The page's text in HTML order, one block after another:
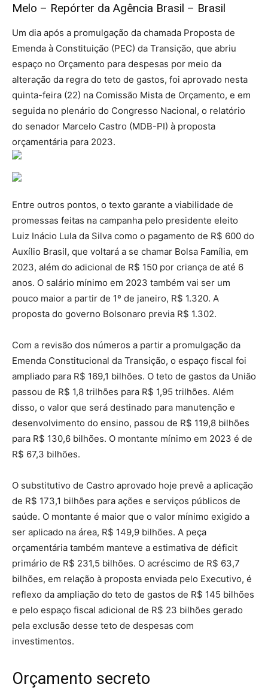
Melo – Repórter da Agência Brasil – Brasil
Um dia após a promulgação da chamada Proposta de
Emenda à Constituição (PEC) da Transição, que abriu
espaço no Orçamento para despesas por meio da
alteração da regra do teto de gastos, foi aprovado nesta
quinta-feira (22) na Comissão Mista de Orçamento, e em
seguida no plenário do Congresso Nacional, o relatório
do senador Marcelo Castro (MDB-PI) à proposta
orçamentária para 2023.
Entre outros pontos, o texto garante a viabilidade de
promessas feitas na campanha pelo presidente eleito
Luiz Inácio Lula da Silva como o pagamento de R$ 600 do
Auxílio Brasil, que voltará a se chamar Bolsa Família, em
2023, além do adicional de R$ 150 por criança de até 6
anos. O salário mínimo em 2023 também vai ser um
pouco maior a partir de 1º de janeiro, R$ 1.320. A
proposta do governo Bolsonaro previa R$ 1.302.
Com a revisão dos números a partir a promulgação da
Emenda Constitucional da Transição, o espaço fiscal foi
ampliado para R$ 169,1 bilhões. O teto de gastos da União
passou de R$ 1,8 trilhões para R$ 1,95 trilhões. Além
disso, o valor que será destinado para manutenção e
desenvolvimento do ensino, passou de R$ 119,8 bilhões
para R$ 130,6 bilhões. O montante mínimo em 2023 é de
R$ 67,3 bilhões.
O substitutivo de Castro aprovado hoje prevê a aplicação
de R$ 173,1 bilhões para ações e serviços públicos de
saúde. O montante é maior que o valor mínimo exigido a
ser aplicado na área, R$ 149,9 bilhões. A peça
orçamentária também manteve a estimativa de déficit
primário de R$ 231,5 bilhões. O acréscimo de R$ 63,7
bilhões, em relação à proposta enviada pelo Executivo, é
reflexo da ampliação do teto de gastos de R$ 145 bilhões
e pelo espaço fiscal adicional de R$ 23 bilhões gerado
pela exclusão desse teto de despesas com
investimentos.
Orçamento secreto